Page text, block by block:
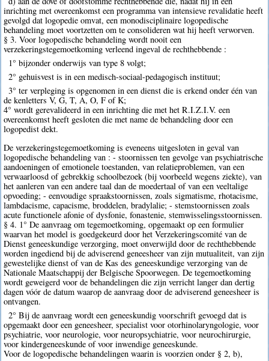
inrichting met overeenkomst een programma van intensieve revalidatie heeft
gevolgd dat logopedie omvat, een monodisciplinaire logopedische
behandeling moet voortzetten om te consolideren wat hij heeft verworven.
§ 3. Voor logopedische behandeling wordt nooit een
verzekeringstegemoetkoming verleend ingeval de rechthebbende :
1° bijzonder onderwijs van type 8 volgt;
2° gehuisvest is in een medisch-sociaal-pedagogisch instituut;
3° ter verpleging is opgenomen in een dienst die is erkend onder één van
de kenletters V, G, T, A, O, F of K;
4° wordt gerevalideerd in een inrichting die met het R.I.Z.I.V. een
overeenkomst heeft gesloten die met name de behandeling door een
logopedist dekt.
De verzekeringstegemoetkoming is eveneens uitgesloten in geval van
logopedische behandeling van : - stoornissen ten gevolge van psychiatrische
aandoeningen of emotionele toestanden, van relatieproblemen, van een
verwaarloosd of gebrekkig schoolbezoek (bij voorbeeld wegens ziekte), van
het aanleren van een andere taal dan de moedertaal of van een veeltalige
opvoeding; - eenvoudige spraakstoornissen, zoals sigmatisme, rhotacisme,
lambdacisme, capacisme, broddelen, bradylalie; - stemstoornissen zoals
acute functionele afonie of dysfonie, fonastenie, stemwisselingsstoornissen.
§ 4. 1° De aanvraag om tegemoetkoming, opgemaakt op een formulier
waarvan het model is goedgekeurd door het Verzekeringscomité van de
Dienst geneeskundige verzorging, moet onverwijld door de rechthebbende
worden ingediend bij de adviserend geneesheer van zijn mutualiteit, van zijn
gewestelijke dienst of van de Kas des geneeskundige verzorging van de
Nationale Maatschappij der Belgische Spoorwegen. De tegemoetkoming
wordt geweigerd voor de behandelingen die zijn verricht langer dan dertig
dagen vóór de datum waarop de aanvraag door de adviserend geneesheer is
ontvangen.
2° Bij de aanvraag wordt een geneeskundig voorschrift gevoegd dat is
opgemaakt door een geneesheer, specialist voor otorhinolaryngologie, voor
psychiatrie, voor neurologie, voor neuropsychiatrie, voor neurochirurgie,
voor kindergeneeskunde of voor inwendige geneeskunde.
Voor de logopedische behandelingen waarin is voorzien onder § 2, b),